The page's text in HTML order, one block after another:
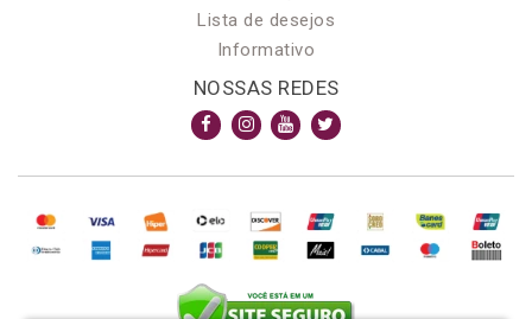
Lista de desejos
Informativo
NOSSAS REDES